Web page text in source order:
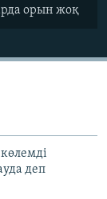
орын жоқ
деп